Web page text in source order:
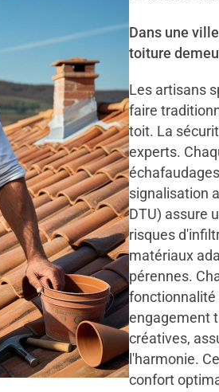
Dans une
toiture
Les artisans
faire
toit. La
experts.
signalisation
DTU) assure
risques
matériaux
pérennes.
fonctionnalité
engagement
créatives,
l'harmonie.
confort